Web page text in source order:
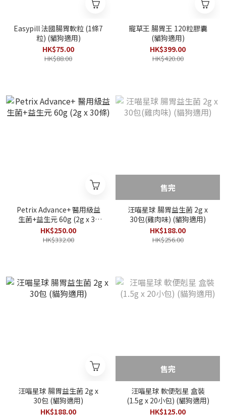
Easypill 法國腸胃軟粒 (1條7
粒) (貓狗適用)
HK$75.00
HK$88.00
寵草王 腸胃王 120粒膠囊
(貓狗適用)
HK$399.00
HK$420.00
Petrix Advance+ 醫用級益
生菌+益生元 60g (2g x 30
條)
HK$250.00
HK$332.00
售完
汪喵星球 腸胃益生菌 2g x
30包(雞肉味) (貓狗適用)
HK$188.00
HK$256.00
汪喵星球 腸胃益生菌 2g x
30包 (貓狗適用)
HK$188.00
售完
汪喵星球 軟便剋星 盒裝
(1.5g x 20小包) (貓狗適用)
HK$125.00